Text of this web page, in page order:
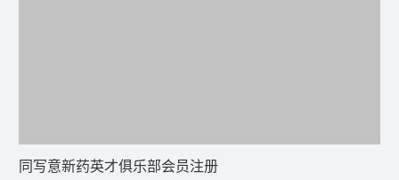
同写意新药英才俱乐部会员注册